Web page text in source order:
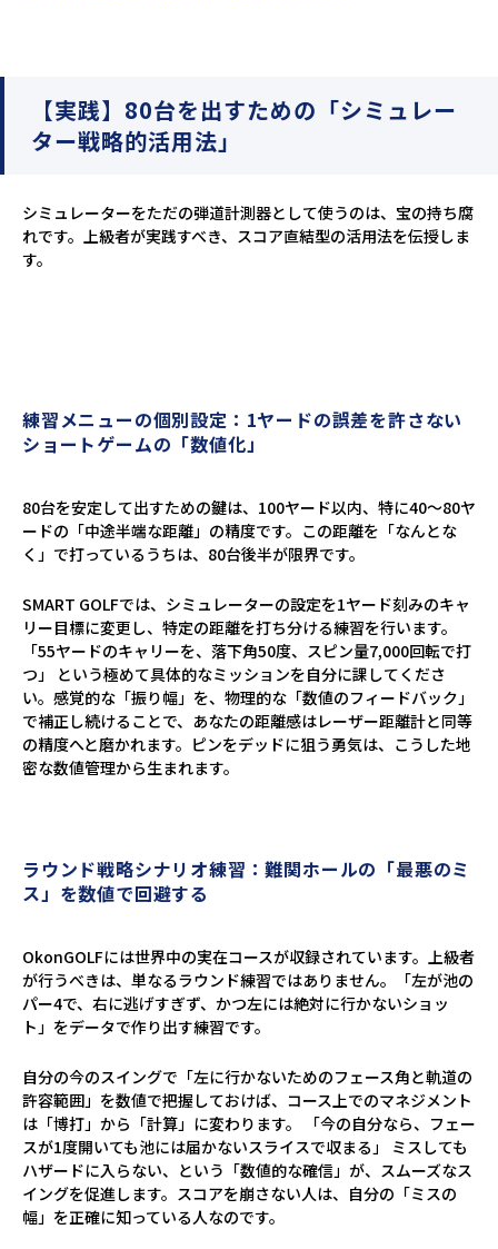
【実践】80台を出すための「シミュレー
ター戦略的活用法」
シミュレーターをただの弾道計測器として使うのは、宝の持ち腐
れです。上級者が実践すべき、スコア直結型の活用法を伝授しま
す。
練習メニューの個別設定：1ヤードの誤差を許さない
ショートゲームの「数値化」
80台を安定して出すための鍵は、100ヤード以内、特に40〜80ヤ
ードの「中途半端な距離」の精度です。この距離を「なんとな
く」で打っているうちは、80台後半が限界です。
SMART GOLFでは、シミュレーターの設定を1ヤード刻みのキャ
リー目標に変更し、特定の距離を打ち分ける練習を行います。
「55ヤードのキャリーを、落下角50度、スピン量7,000回転で打
つ」 という極めて具体的なミッションを自分に課してくださ
い。感覚的な「振り幅」を、物理的な「数値のフィードバック」
で補正し続けることで、あなたの距離感はレーザー距離計と同等
の精度へと磨かれます。ピンをデッドに狙う勇気は、こうした地
密な数値管理から生まれます。
ラウンド戦略シナリオ練習：難関ホールの「最悪のミ
ス」を数値で回避する
OkonGOLFには世界中の実在コースが収録されています。上級者
が行うべきは、単なるラウンド練習ではありません。「左が池の
パー4で、右に逃げすぎず、かつ左には絶対に行かないショッ
ト」をデータで作り出す練習です。
自分の今のスイングで「左に行かないためのフェース角と軌道の
許容範囲」を数値で把握しておけば、コース上でのマネジメント
は「博打」から「計算」に変わります。 「今の自分なら、フェー
スが1度開いても池には届かないスライスで収まる」 ミスしても
ハザードに入らない、という「数値的な確信」が、スムーズなス
イングを促進します。スコアを崩さない人は、自分の「ミスの
幅」を正確に知っている人なのです。